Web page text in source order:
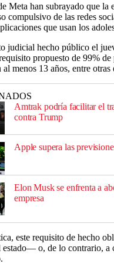
Meta han subrayado que
compulsivo de las redes
que usan los
judicial hecho público el
propuesto de 99%
al menos 13 años, entre otras
Amtrak podría facilitar el
contra Trump
Apple supera las
Elon Musk se enfrenta a
empresa
este requisito de hecho
estado— o, de lo contrario, a